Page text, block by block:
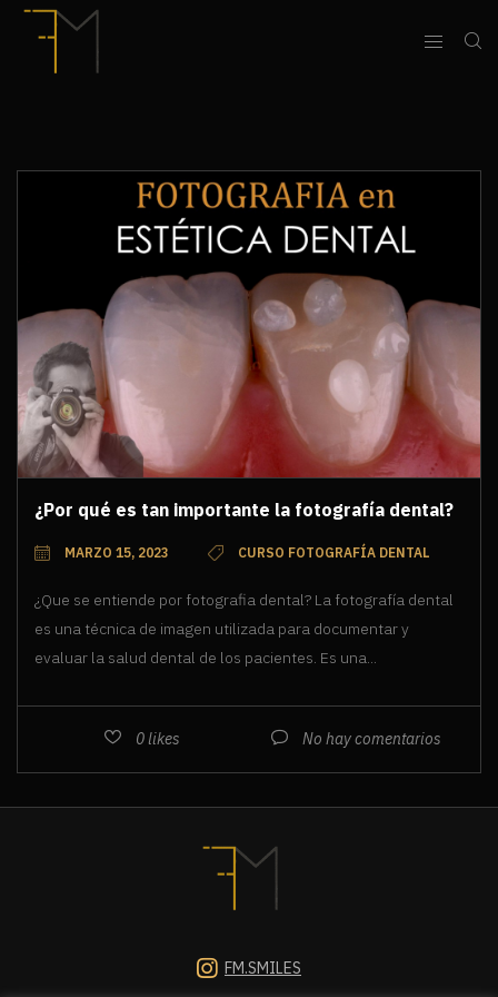
¿Por qué es tan importante la fotografía dental?
MARZO 15, 2023 CURSO FOTOGRAFÍA DENTAL
¿Que se entiende por fotografia dental? La fotografía dental
es una técnica de imagen utilizada para documentar y
evaluar la salud dental de los pacientes. Es una...
0likes No hay comentarios
FM.SMILES